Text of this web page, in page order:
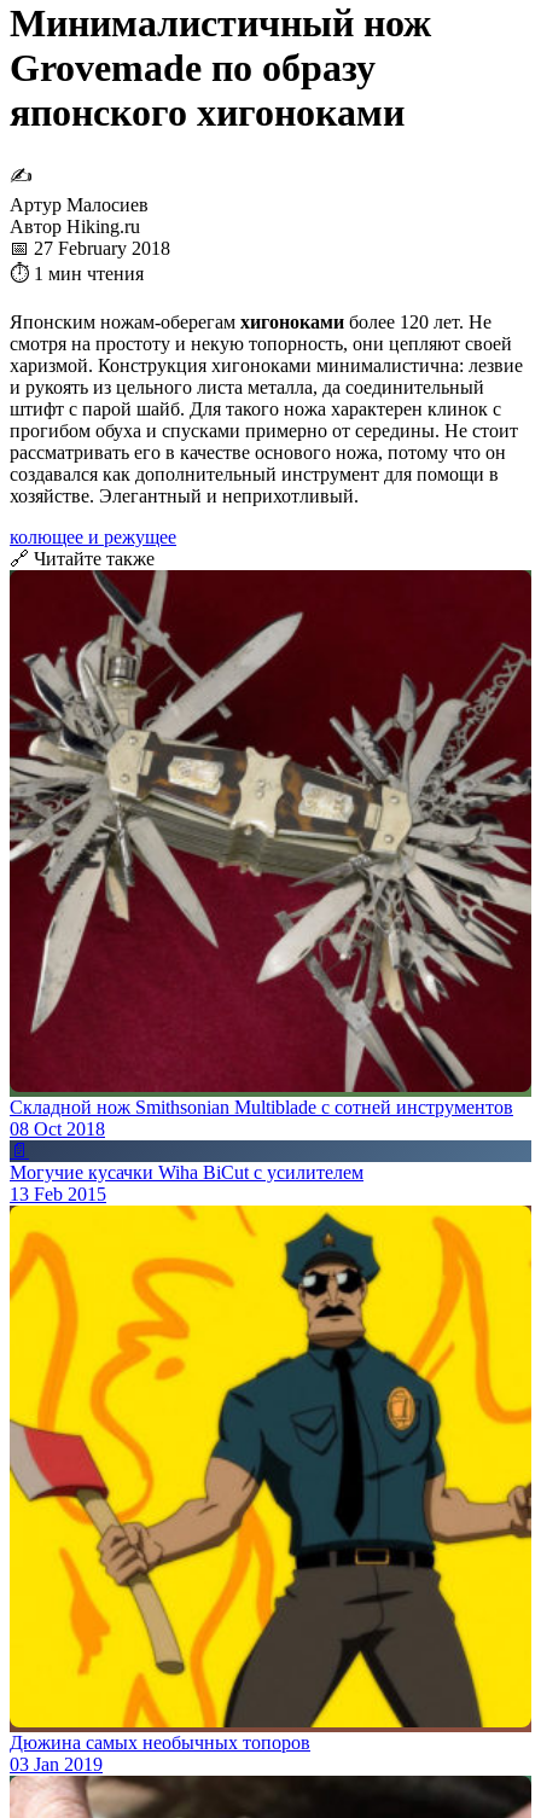
Минималистичный нож
Grovemade по образу
японского хигоноками
✍
Артур Малосиев
Автор Hiking.ru
📅 27 February 2018
⏱ 1 мин чтения
Японским ножам-оберегам хигоноками более 120 лет. Не
смотря на простоту и некую топорность, они цепляют своей
харизмой. Конструкция хигоноками минималистична: лезвие
и рукоять из цельного листа металла, да соединительный
штифт с парой шайб. Для такого ножа характерен клинок с
прогибом обуха и спусками примерно от середины. Не стоит
рассматривать его в качестве основого ножа, потому что он
создавался как дополнительный инструмент для помощи в
хозяйстве. Элегантный и неприхотливый.
колющее и режущее
🔗 Читайте также
Складной нож Smithsonian Multiblade с сотней инструментов
08 Oct 2018
📄
Могучие кусачки Wiha BiCut с усилителем
13 Feb 2015
Дюжина самых необычных топоров
03 Jan 2019